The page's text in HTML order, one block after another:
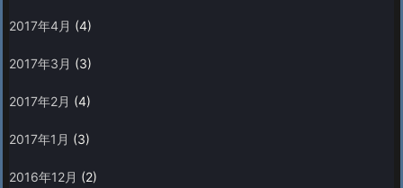
2017年4月 (4)
2017年3月 (3)
2017年2月 (4)
2017年1月 (3)
2016年12月 (2)